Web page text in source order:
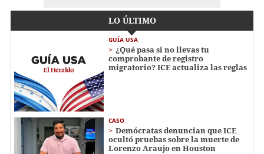
LO ÚLTIMO
GUÍA USA
¿Qué pasa si no llevas tu
comprobante de registro
migratorio? ICE actualiza las reglas
CASO
Demócratas denuncian que ICE
ocultó pruebas sobre la muerte de
Lorenzo Araujo en Houston